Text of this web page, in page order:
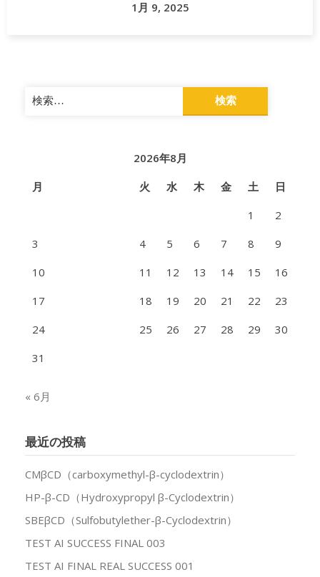
1月 9, 2025
検
索:
2026年8月
月
火 水 木 金 土
日
1
2
3
4 5 6 7 8
9
10
11 12 13 14 15
16
17
18 19 20 21 22
23
24
25 26 27 28 29
30
31
« 6月
最近の投稿
CMβCD（carboxymethyl-β-cyclodextrin）
HP-β-CD（Hydroxypropyl β-Cyclodextrin）
SBEβCD（Sulfobutylether-β-Cyclodextrin）
TEST AI SUCCESS FINAL 003
TEST AI FINAL REAL SUCCESS 001